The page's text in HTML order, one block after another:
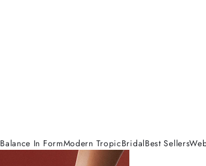
Balance In FormModern TropicBridalBest Sellers